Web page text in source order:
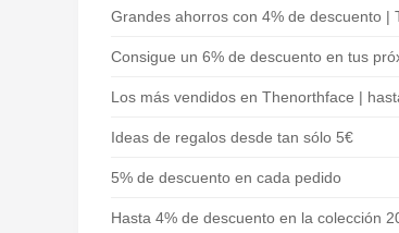
Grandes ahorros con 4% de descuento |
Consigue un 6% de descuento en tus
Los más vendidos en Thenorthface |
Ideas de regalos desde tan sólo 5€
5% de descuento en cada pedido
Hasta 4% de descuento en la colección